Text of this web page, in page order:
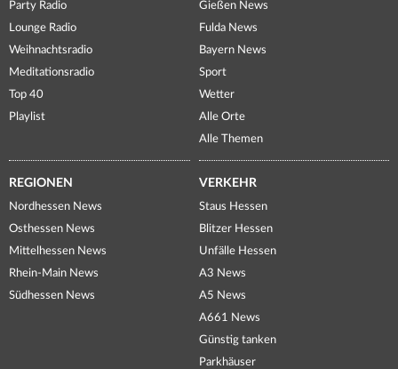
Party Radio
Lounge Radio
Weihnachtsradio
Meditationsradio
Top 40
Playlist
Gießen News
Fulda News
Bayern News
Sport
Wetter
Alle Orte
Alle Themen
REGIONEN
Nordhessen News
Osthessen News
Mittelhessen News
Rhein-Main News
Südhessen News
VERKEHR
Staus Hessen
Blitzer Hessen
Unfälle Hessen
A3 News
A5 News
A661 News
Günstig tanken
Parkhäuser